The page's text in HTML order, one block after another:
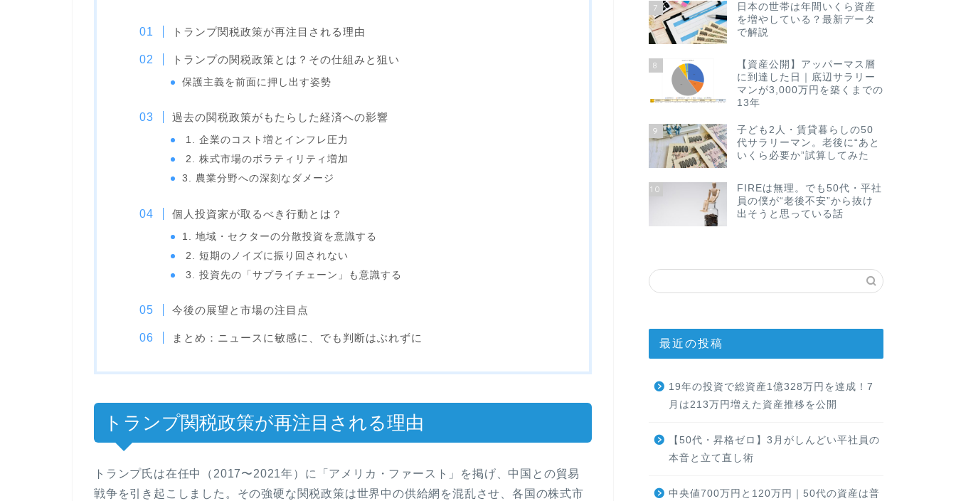
トランプ関税政策が再注目される理由
トランプの関税政策とは？その仕組みと狙い
保護主義を前面に押し出す姿勢
過去の関税政策がもたらした経済への影響
1. 企業のコスト増とインフレ圧力
2. 株式市場のボラティリティ増加
3. 農業分野への深刻なダメージ
個人投資家が取るべき行動とは？
1. 地域・セクターの分散投資を意識する
2. 短期のノイズに振り回されない
3. 投資先の「サプライチェーン」も意識する
今後の展望と市場の注目点
まとめ：ニュースに敏感に、でも判断はぶれずに
トランプ関税政策が再注目される理由
トランプ氏は在任中（2017〜2021年）に「アメリカ・ファースト」を掲げ、中国との貿易
戦争を引き起こしました。その強硬な関税政策は世界中の供給網を混乱させ、各国の株式市
7
日本の世帯は年間いくら資産
を増やしている？最新データ
で解説
8
【資産公開】アッパーマス層
に到達した日｜底辺サラリー
マンが3,000万円を築くまでの
13年
9
子ども2人・賃貸暮らしの50
代サラリーマン。老後に“あと
いくら必要か”試算してみた
10
FIREは無理。でも50代・平社
員の僕が“老後不安”から抜け
出そうと思っている話
最近の投稿
19年の投資で総資産1億328万円を達成！7
月は213万円増えた資産推移を公開
【50代・昇格ゼロ】3月がしんどい平社員の
本音と立て直し術
中央値700万円と120万円｜50代の資産は普